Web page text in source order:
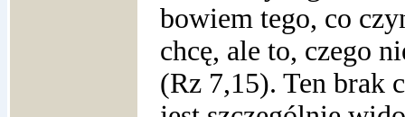
bowiem tego, co
chcę, ale to, czego
(Rz 7,15). Ten brak